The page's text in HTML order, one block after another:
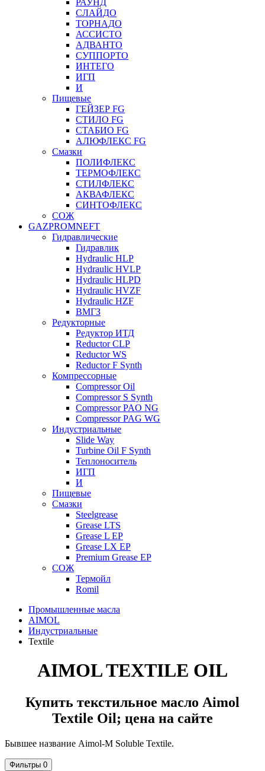
РАУНД
СЛАЙДО
ТОРНАДО
АССИСТО
АДВАНТО
СУППОРТО
ИНТЕГО
ИГП
И
Пищевые
ГЕЙЗЕР FG
СТИЛО FG
СТАБИО FG
АЛЮФЛЕКС FG
Смазки
ПОЛИФЛЕКС
ТЕРМОФЛЕКС
СТИЛФЛЕКС
АКВАФЛЕКС
СИНТОФЛЕКС
СОЖ
GAZPROMNEFT
Гидравлические
Гидравлик
Hydraulic HLP
Hydraulic HVLP
Hydraulic HLPD
Hydraulic HVZF
Hydraulic HZF
ВМГЗ
Редукторные
Редуктор ИТД
Reductor CLP
Reductor WS
Reductor F Synth
Компрессорные
Compressor Oil
Compressor S Synth
Compressor PAO NG
Compressor PAG WG
Индустриальные
Slide Way
Turbine Oil F Synth
Теплоноситель
ИГП
И
Пищевые
Смазки
Steelgrease
Grease LTS
Grease L EP
Grease LX EP
Premium Grease EP
СОЖ
Термойл
Romil
Промышленные масла
AIMOL
Индустриальные
Textile
AIMOL TEXTILE OIL
Купить текстильное масло Aimol
Textile Oil; цена на сайте
Бывшее название Aimol-M Soluble Textile.
Фильтры 0